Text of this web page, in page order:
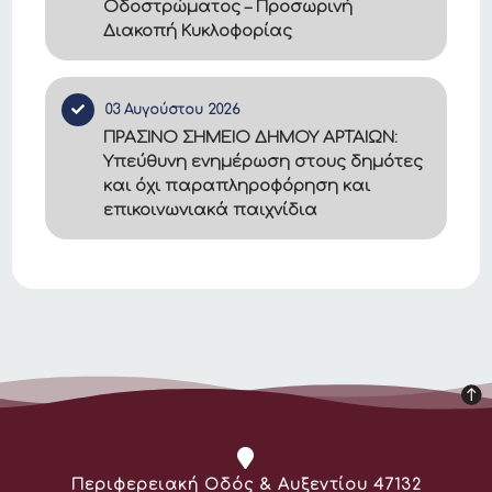
Οδοστρώματος – Προσωρινή
Διακοπή Κυκλοφορίας
03 Αυγούστου 2026
ΠΡΑΣΙΝΟ ΣΗΜΕΙΟ ΔΗΜΟΥ ΑΡΤΑΙΩΝ:
Υπεύθυνη ενημέρωση στους δημότες
και όχι παραπληροφόρηση και
επικοινωνιακά παιχνίδια
Διεύθυνση:
Περιφερειακή Οδός & Αυξεντίου 47132